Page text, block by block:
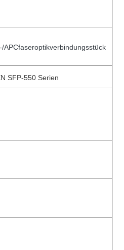
APCfaseroptikverbindungsstück
SFP-550 Serien